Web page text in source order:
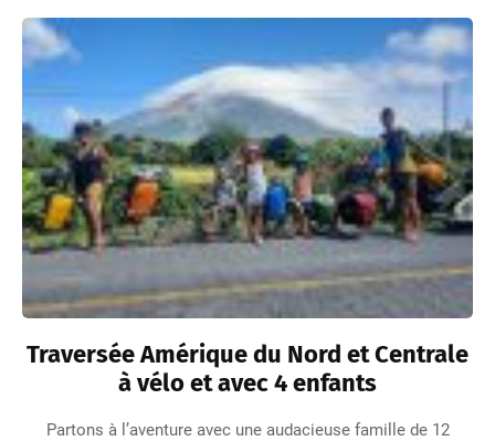
Traversée Amérique du Nord et Centrale
à vélo et avec 4 enfants
Partons à l’aventure avec une audacieuse famille de 12